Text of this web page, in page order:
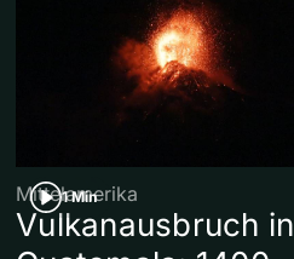
1 Min
Mittelamerika
Vulkanausbruch in